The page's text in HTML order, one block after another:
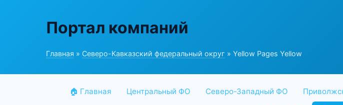
Портал компаний
Главная » Северо-Кавказский федеральный округ » Yellow Pages Yellow
🏠 Главная Центральный ФО Северо-Западный ФО